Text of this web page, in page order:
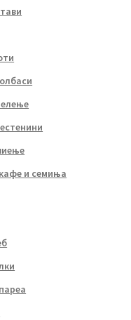
и семиња